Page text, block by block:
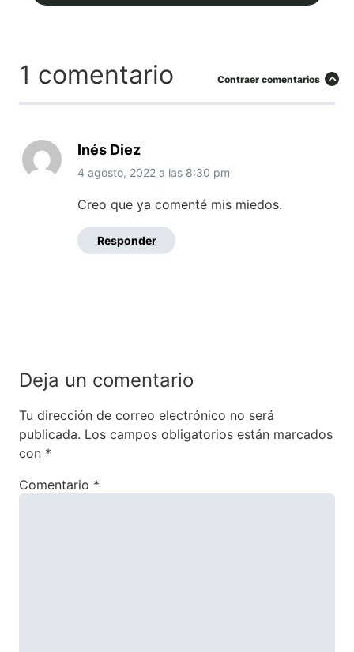
1 comentario Contraer comentarios
Inés Diez
4 agosto, 2022 a las 8:30 pm
Creo que ya comenté mis miedos.
Responder
Deja un comentario
Tu dirección de correo electrónico no será
publicada. Los campos obligatorios están marcados
con *
Comentario *